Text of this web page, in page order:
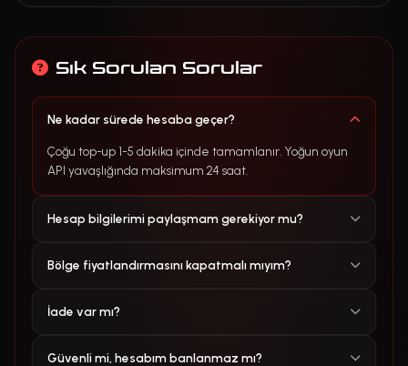
Sık Sorulan Sorular
Ne kadar sürede hesaba geçer?
Çoğu top-up 1-5 dakika içinde tamamlanır. Yoğun oyun
API yavaşlığında maksimum 24 saat.
Hesap bilgilerimi paylaşmam gerekiyor mu?
Bölge fiyatlandırmasını kapatmalı mıyım?
İade var mı?
Güvenli mi, hesabım banlanmaz mı?